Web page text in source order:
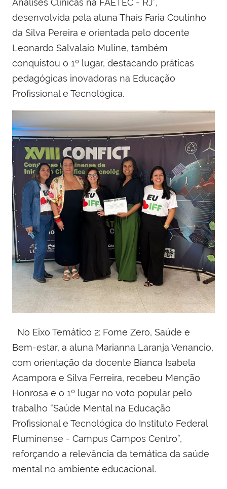
Análises Clínicas na FAETEC - RJ”,
desenvolvida pela aluna Thaís Faria Coutinho
da Silva Pereira e orientada pelo docente
Leonardo Salvalaio Muline, também
conquistou o 1º lugar, destacando práticas
pedagógicas inovadoras na Educação
Profissional e Tecnológica.
No Eixo Temático 2: Fome Zero, Saúde e
Bem-estar, a aluna Marianna Laranja Venancio,
com orientação da docente Bianca Isabela
Acampora e Silva Ferreira, recebeu Menção
Honrosa e o 1º lugar no voto popular pelo
trabalho “Saúde Mental na Educação
Profissional e Tecnológica do Instituto Federal
Fluminense - Campus Campos Centro”,
reforçando a relevância da temática da saúde
mental no ambiente educacional.